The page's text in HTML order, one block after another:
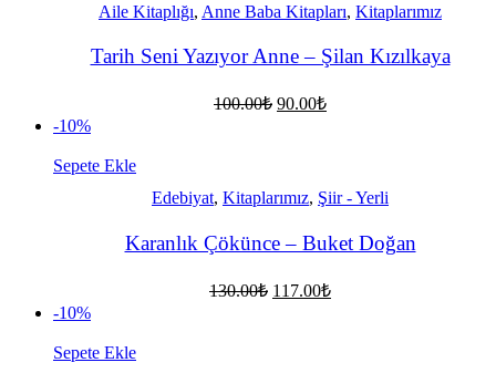
Aile Kitaplığı, Anne Baba Kitapları, Kitaplarımız
Tarih Seni Yazıyor Anne – Şilan Kızılkaya
100.00₺ Orijinal
90.00₺Şu
-10%
Sepete Ekle
Edebiyat, Kitaplarımız, Şiir - Yerli
Karanlık Çökünce – Buket Doğan
130.00₺ Orijinal
117.00₺Şu
-10%
Sepete Ekle